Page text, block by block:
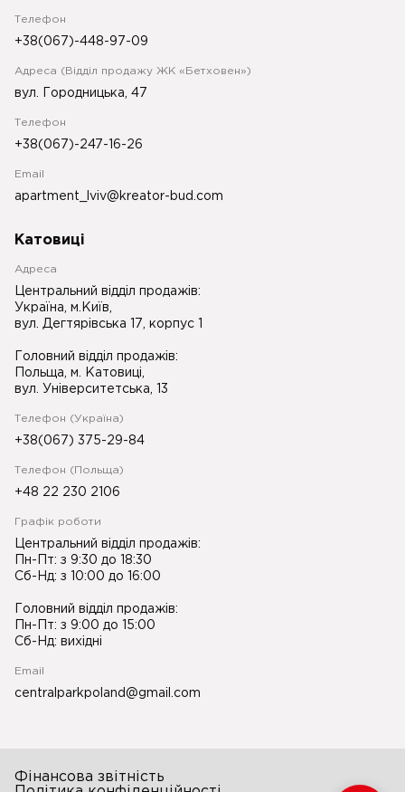
Телефон
+38(067)-448-97-09
Адреса (Відділ продажу ЖК «Бетховен»)
вул. Городницька, 47
Телефон
+38(067)-247-16-26
Email
apartment_lviv@kreator-bud.com
Катовиці
Адреса
Центральний відділ продажів:
Україна, м.Київ,
вул. Дегтярівська 17, корпус 1
Головний відділ продажів:
Польща, м. Катовиці,
вул. Університетська, 13
Телефон (Україна)
+38(067) 375-29-84
Телефон (Польща)
+48 22 230 2106
Графік роботи
Центральний відділ продажів:
Пн-Пт: з 9:30 до 18:30
Сб-Нд: з 10:00 до 16:00
Головний відділ продажів:
Пн-Пт: з 9:00 до 15:00
Сб-Нд: вихідні
Email
centralparkpoland@gmail.com
Фінансова звітність